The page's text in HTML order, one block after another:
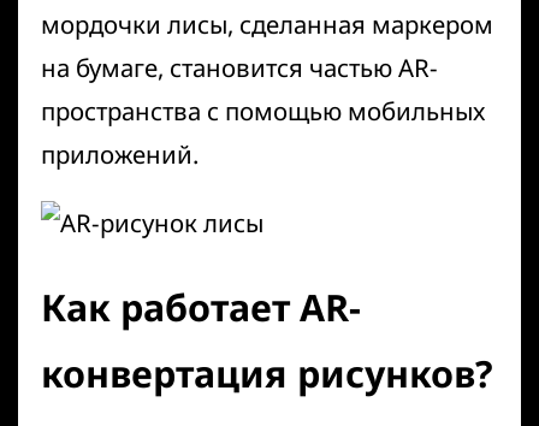
мордочки лисы, сделанная маркером
на бумаге, становится частью AR-
пространства с помощью мобильных
приложений.
Как работает AR-
конвертация рисунков?